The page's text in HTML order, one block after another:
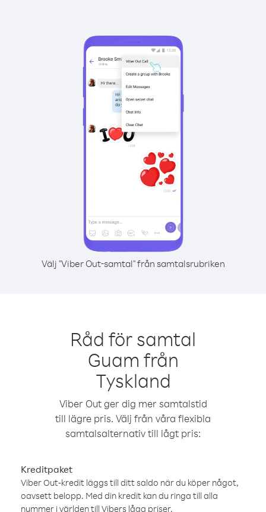
Välj "Viber Out-samtal" från samtalsrubriken
Råd för samtal
Guam från
Tyskland
Viber Out ger dig mer samtalstid
till lägre pris. Välj från våra flexibla
samtalsalternativ till lågt pris:
Kreditpaket
Viber Out-kredit läggs till ditt saldo när du köper något,
oavsett belopp. Med din kredit kan du ringa till alla
nummer i världen till Vibers låga priser.